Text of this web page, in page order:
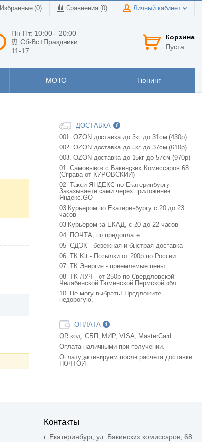
Избранные (0) Сравнения (0) Личный кабинет
Пн-Пт: 10:00 - 20:00
⏰ Сб-Вс+Праздники
11-17
Корзина
Пуста
МОТО Тюнинг
ДОСТАВКА
001. OZON доставка до 3кг до 31см (430р)
002. OZON доставка до 5кг до 37см (610р)
003. OZON доставка до 15кг до 57см (970р)
01. Самовывоз с Бакинских Комиссаров 68
(Справа от КИРОВСКИЙ)
02. Такси ЯНДЕКС по Екатеринбургу -
Заказываете сами через приложение
Яндекс.GO
03 Курьером по Екатеринбургу с 20 до 23
часов
03 Курьером за ЕКАД, с 20 до 22 часов
04. ПОЧТА, по предоплате
05. СДЭК - бережная и быстрая доставка
06. ТК Kit - Посылки от 200р по России
07. ТК Энергия - приемлемые цены
08. ТК ЛУЧ - от 250р по Свердловской
Челябинской Тюменской Пермской обл.
10. Не могу выбрать! Предложите
недорогую.
ОПЛАТА
QR код, СБП, МИР, VISA, MasterCard
Оплата наличными при получении.
Оплату активируем после расчета доставки
ПОЧТОЙ
Контакты
г. Екатеринбург, ул. Бакинских комиссаров, 68